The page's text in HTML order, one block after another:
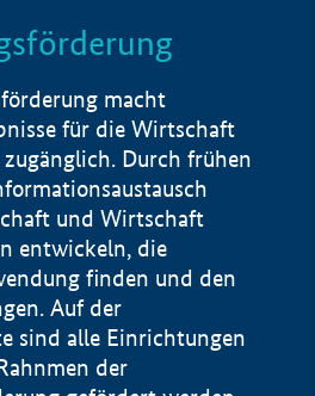
macht
für die Wirtschaft
Durch frühen
und Wirtschaft
entwickeln, die
finden und den
Auf der
sind alle Einrichtungen
der